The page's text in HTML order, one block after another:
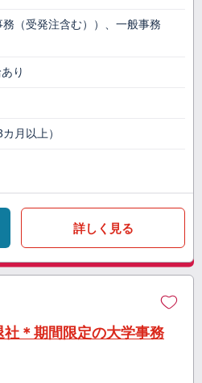
（受発注含む））、一般事務
り
月以上）
詳しく見る
社＊期間限定の大学事務